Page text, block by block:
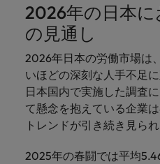
2026年の日本
の見通し
2026年日本の労働市場は
いほどの深刻な人手不足
日本国内で実施した調査
て懸念を抱えている企業
トレンドが引き続き見られ
2025年の春闘では平均